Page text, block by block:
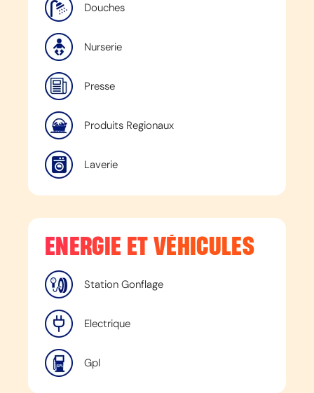
Douches
Nurserie
Presse
Produits Regionaux
Laverie
ENERGIE ET VÉHICULES
Station Gonflage
Electrique
Gpl